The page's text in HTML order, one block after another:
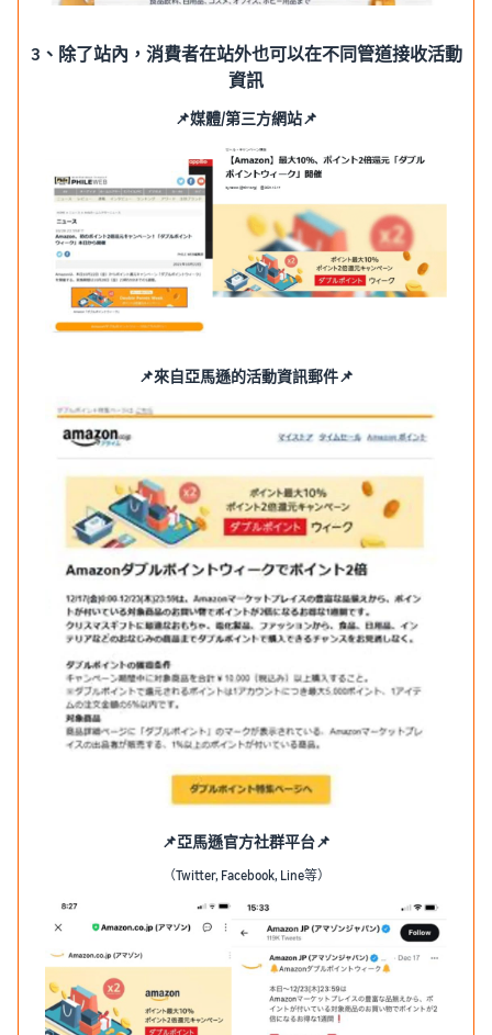
3、除了站內，消費者在站外也可以在不同管道接收活動
資訊
📌媒體/第三方網站📌
📌來自亞馬遜的活動資訊郵件📌
📌亞馬遜官方社群平台📌
（Twitter, Facebook, Line等）